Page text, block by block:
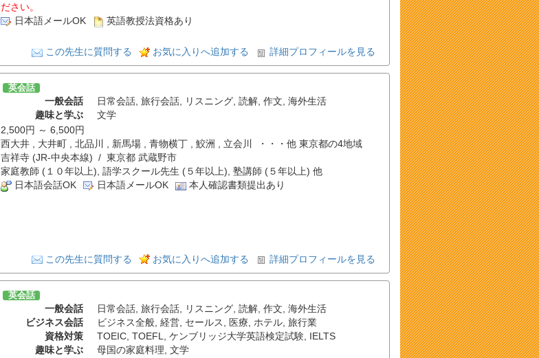
ださい。
日本語メールOK
英語教授法資格あり
この先生に質問する お気に入りへ追加する 詳細プロフィールを見る
英会話
一般会話 日常会話, 旅行会話, リスニング, 読解, 作文, 海外生活
趣味と学ぶ
文学
2,500円 ～ 6,500円
西大井 , 大井町 , 北品川 , 新馬場 , 青物横丁 , 鮫洲 , 立会川 ・・・他 東京都の4地域
吉祥寺 (JR-中央本線) / 東京都 武蔵野市
家庭教師 (１０年以上), 語学スクール先生 (５年以上), 塾講師 (５年以上) 他
日本語会話OK 日本語メールOK 本人確認書類提出あり
この先生に質問する お気に入りへ追加する 詳細プロフィールを見る
英会話
一般会話 日常会話, 旅行会話, リスニング, 読解, 作文 海外生活
ビジネス会話
ビジネス全般, 経営, セールス 医療 ホテル, 旅行業
資格対策
TOEIC, TOEFL ケンブリッジ大学英語検定試験, IELTS
趣味と学ぶ
母国の家庭料理 文学